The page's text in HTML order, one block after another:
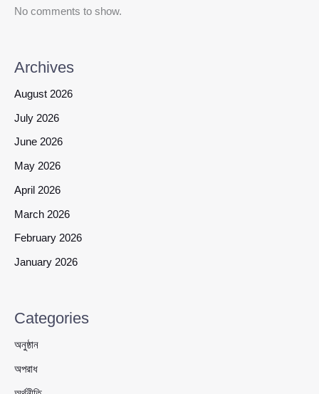
No comments to show.
Archives
August 2026
July 2026
June 2026
May 2026
April 2026
March 2026
February 2026
January 2026
Categories
অনুষ্ঠান
অপরাধ